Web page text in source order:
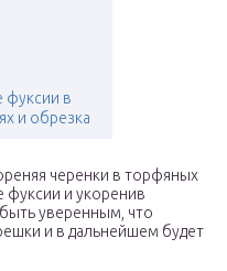
в
и обрезка
черенки в торфяных
фуксии и укоренив
уверенным, что
и в дальнейшем будет